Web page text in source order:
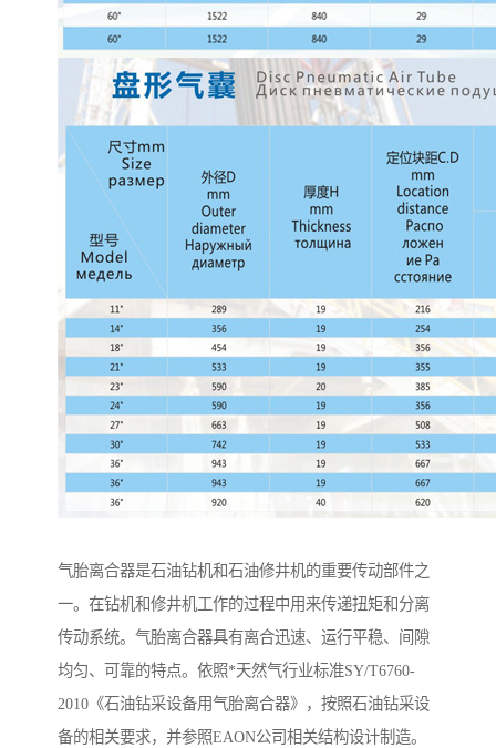
气胎离合器是石油钻机和石油修井机的重要传动部件之
一。在钻机和修井机工作的过程中用来传递扭矩和分离
传动系统。气胎离合器具有离合迅速、运行平稳、间隙
均匀、可靠的特点。依照*天然气行业标准SY/T6760-
2010《石油钻采设备用气胎离合器》，按照石油钻采设
备的相关要求，并参照EAON公司相关结构设计制造。